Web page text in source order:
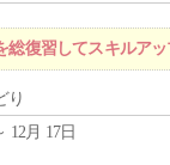
総復習してスキルア
り
12月 17日